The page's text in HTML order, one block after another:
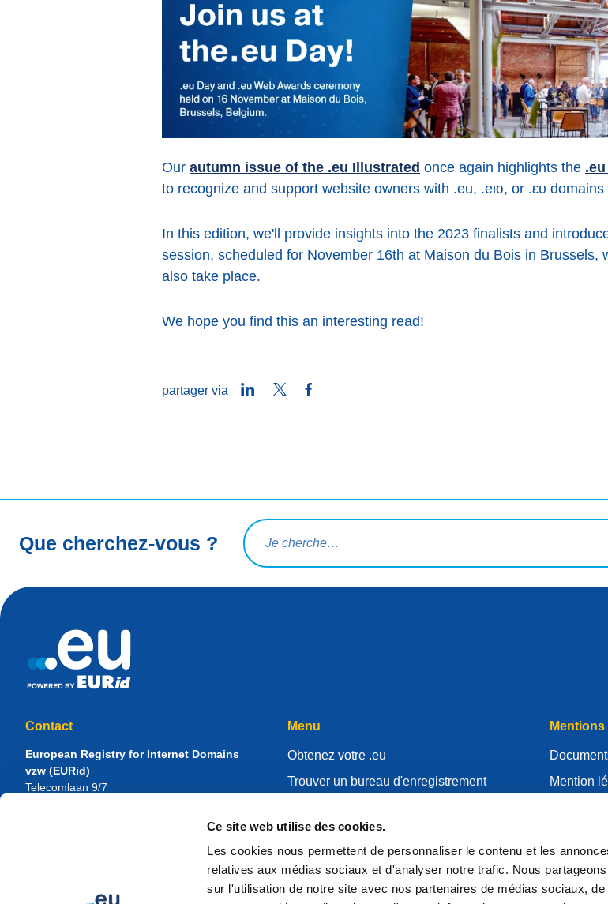
Ce site web utilise des cookies.
Les cookies nous permettent de personnaliser le contenu et les
relatives aux médias sociaux et d'analyser notre trafic. Nous
sur l'utilisation de notre site avec nos partenaires de médias sociaux,
Our autumn issue of the .eu Illustrated once again highlights the
to recognize and support website owners with .eu, .ею, or .ευ
In this edition, we'll provide insights into the 2023 finalists and
session, scheduled for November 16th at Maison du Bois in Brussels,
also take place.
We hope you find this an interesting read!
partager via LinkedInTwitter
Que cherchez-vous ?
Rechercher une requête
Contact
European Registry for Internet Domains
vzw (EURid)
Telecomlaan 9/7
RPR Brussel – VAT BE 0864.240.405
Relations presse : press@eurid.eu
Menu
Obtenez votre .eu
Trouver un bureau d'enregistrement
Centre de ressources
À propos d'EURid
Devenir registrar
Mention
Politique
Articles